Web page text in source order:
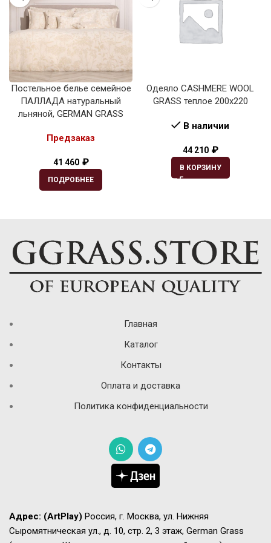
Постельное белье семейное
ПАЛЛАДА натуральный
льняной, GERMAN GRASS
Предзаказ
41 460 ₽
ПОДРОБНЕЕ
Одеяло CASHMERE WOOL
GRASS теплое 200х220
В наличии
44 210 ₽
В КОРЗИНУ
Главная
Каталог
Контакты
Оплата и доставка
Политика конфиденциальности
Адрес: (ArtPlay) Россия, г. Москва, ул. Нижняя
Сыромятническая ул., д. 10, стр. 2, 3 этаж, German Grass